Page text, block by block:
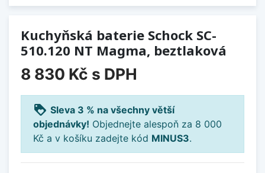
Kuchyňská baterie Schock SC-
510.120 NT Magma, beztlaková
8 830 Kč s DPH
loyalty Sleva 3 % na všechny větší
objednávky! Objednejte alespoň za 8 000
Kč a v košíku zadejte kód MINUS3.